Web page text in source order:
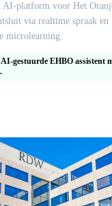
AI-platform voor Het
via realtime spraak en
microlearning.
AI-gestuurde EHBO assistent